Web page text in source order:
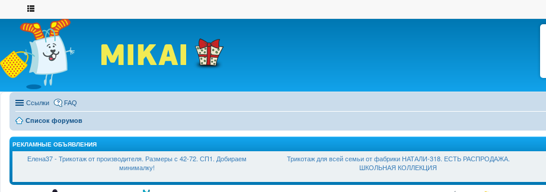
Ссылки FAQ
Список форумов
РЕКЛАМНЫЕ ОБЪЯВЛЕНИЯ
Елена37 - Трикотаж от производителя. Размеры с 42-72. СП1. Добираем
минималку!
Трикотаж для всей семьи от фабрики НАТАЛИ-318. ЕСТЬ РАСПРОДАЖА.
ШКОЛЬНАЯ КОЛЛЕКЦИЯ